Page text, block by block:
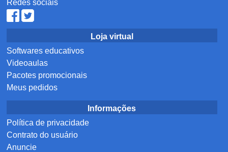
Redes sociais
Loja virtual
Softwares educativos
Videoaulas
Pacotes promocionais
Meus pedidos
Informações
Política de privacidade
Contrato do usuário
Anuncie